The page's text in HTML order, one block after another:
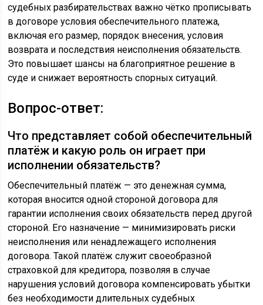
судебных разбирательствах важно чётко прописывать
в договоре условия обеспечительного платежа,
включая его размер, порядок внесения, условия
возврата и последствия неисполнения обязательств.
Это повышает шансы на благоприятное решение в
суде и снижает вероятность спорных ситуаций.
Вопрос-ответ:
Что представляет собой обеспечительный
платёж и какую роль он играет при
исполнении обязательств?
Обеспечительный платёж — это денежная сумма,
которая вносится одной стороной договора для
гарантии исполнения своих обязательств перед другой
стороной. Его назначение — минимизировать риски
неисполнения или ненадлежащего исполнения
договора. Такой платёж служит своеобразной
страховкой для кредитора, позволяя в случае
нарушения условий договора компенсировать убытки
без необходимости длительных судебных